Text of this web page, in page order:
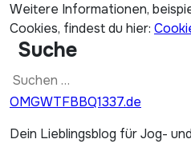
Weitere Informationen,
Cookies, findest du hier:
Suche
Suchen
nach:
OMGWTFBBQ1337.de
Dein Lieblingsblog für Jog-